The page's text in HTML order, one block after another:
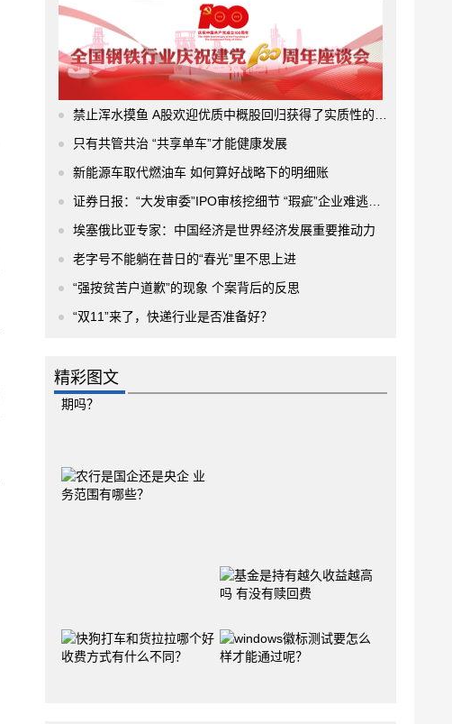
禁止浑水摸鱼 A股欢迎优质中概股回归获得了实质性的进展
只有共管共治 “共享单车”才能健康发展
新能源车取代燃油车 如何算好战略下的明细账
证券日报：“大发审委”IPO审核挖细节 “瑕疵”企业难逃法眼
埃塞俄比亚专家：中国经济是世界经济发展重要推动力
老字号不能躺在昔日的“春光”里不思上进
“强按贫苦户道歉”的现象 个案背后的反思
“双11”来了，快递行业是否准备好？
精彩图文